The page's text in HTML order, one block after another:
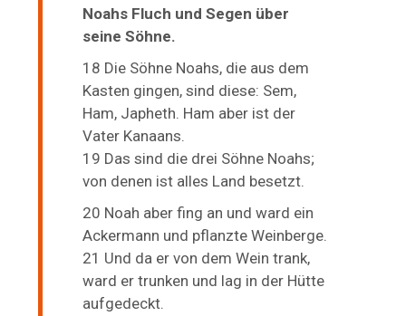
Noahs Fluch und Segen über
seine Söhne.
18 Die Söhne Noahs, die aus dem
Kasten gingen, sind diese: Sem,
Ham, Japheth. Ham aber ist der
Vater Kanaans.
19 Das sind die drei Söhne Noahs;
von denen ist alles Land besetzt.
20 Noah aber fing an und ward ein
Ackermann und pflanzte Weinberge.
21 Und da er von dem Wein trank,
ward er trunken und lag in der Hütte
aufgedeckt.